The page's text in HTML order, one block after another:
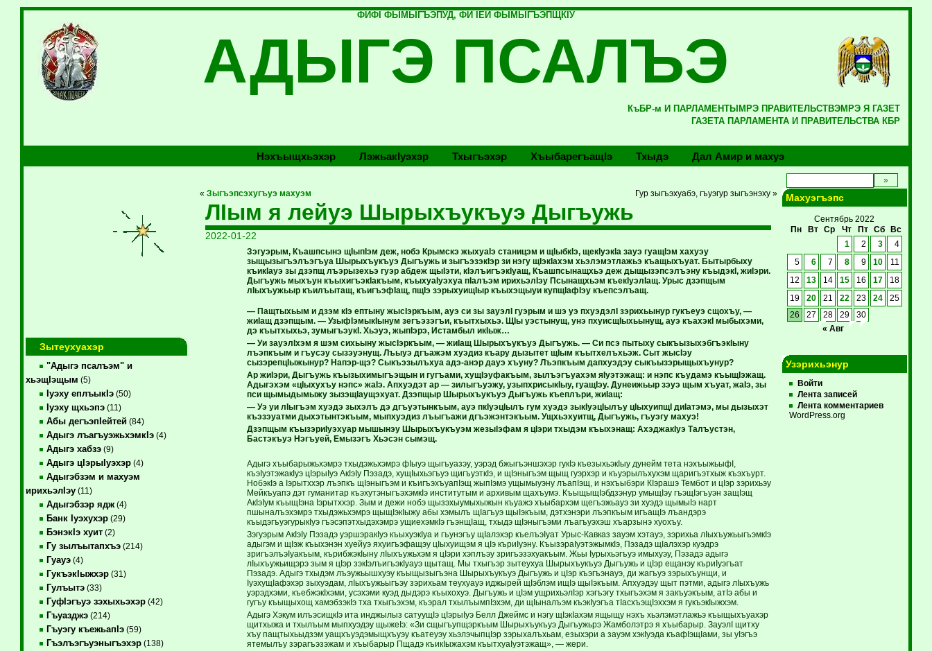
ФИФI ФЫМЫГЪЭПУД, ФИ IЕЙ ФЫМЫГЪЭПЩКIУ
АДЫГЭ ПСАЛЪЭ
КъБР-м И ПАРЛАМЕНТЫМРЭ ПРАВИТЕЛЬСТВЭМРЭ Я ГАЗЕТ
ГАЗЕТА ПАРЛАМЕНТА И ПРАВИТЕЛЬСТВА КБР
Нэхъыщхьэхэр Лэжьакlуэхэр Тхыгъэхэр Хъыбарегъащlэ Тхыдэ Дал Амир и махуэ
Зытеухуахэр
"Адыгэ псалъэм" и
хьэщIэщым (5)
Iуэху еплъыкIэ(50)
Iуэху щхьэпэ(11)
Абы дегъэпIейтей(84)
Адыгэ лъагъуэжьхэмкIэ(4)
Адыгэ хабзэ(9)
Адыгэ цIэрыIуэхэр(4)
Адыгэбзэм и махуэм
ирихьэлIэу(11)
Адыгэбзэр ядж(4)
Банк Iуэхухэр(29)
БэнэкIэ хуит(2)
Гу зылъытапхъэ(214)
Гуауэ(4)
ГукъэкIыжхэр(31)
Гулъытэ(33)
ГуфIэгъуэ зэхыхьэхэр(42)
Гъуазджэ(214)
Гъуэгу къежьапIэ(59)
Гъэлъэгъуэныгъэхэр(138)
« Зыгъэпсэхугъуэ махуэм Гур зыгъэхуабэ, гъуэгур зыгъэнэху »
ЛIым я лейуэ Шырыхъукъуэ Дыгъужь
2022-01-22
Зэгуэрым, Къашпсынэ щIыпIэм деж, нобэ Крымскэ жыхуаIэ станицэм и щIыбкIэ, щекIуэкIа зауэ гуащIэм хахуэу
зыщызыгъэлъэгъуа Шырыхъукъуэ Дыгъужь и зыгъэзэкIэр зи нэгу щIэкIахэм хьэлэмэтлажьэ къащыхъуат. Бытырбыху
къикIауэ зы дзэпщ лъэрызехьэ гуэр абдеж щыIэти, кIэлъигъэкIуащ, Къашпсынащхьэ деж дыщызэпсэлъэну къыдэкI, жиIэри.
Дыгъужь мыхъун къыхигъэкIакъым, къыхуаIуэхуа пIалъэм ирихьэлIэу Псынащхьэм къекIуэлIащ. Урыс дзэпщым
лIыхъужьыр къилъытащ, къигъэфIащ, пщIэ зэрыхуищIыр къыхэщыуи купщIафIэу къепсэлъащ.
— Пащтыхьым и дзэм кIэ ептыну жысIэркъым, ауэ си зы зауэлI гуэрым и шэ уэ пхуэдэлI зэрихьынур гукъеуэ сщохъу, —
жиIащ дзэпщым. — УзыфIэмыкIынум зегъэзэгъи, къытхыхьэ. ЩIы уэстынущ, унэ пхуисщIыхьынущ, ауэ къахэкI мыбыхэми,
дэ къытхыхьэ, зумыгъэукI. Хьэуэ, жыпIэрэ, Истамбыл икIыж…
— Уи зауэлIхэм я шэм сихьыну жысIэркъым, — жиIащ Шырыхъукъуэ Дыгъужь. — Си псэ пытыху сыкъызыхэбгъэкIыну
лъэпкъым и гъусэу сызэуэнущ. Лъыуэ дгъажэм хуэдиз къару дызытет щIым къытхелъхьэж. Сыт жысIэу
сызэрепцIыжынур? Напэр-щэ? Сыкъэзылъхуа адэ-анэр дауэ хъуну? Лъэпкъым дапхуэдэу сыкъызэрыщыхъунур?
Ар жиIэри, Дыгъужь къызыхимыгъэщын и гугъами, хущIэуфакъым, зылъэгъуахэм яIуэтэжащ: и нэпс къудамэ къыщIэжащ.
Адыгэхэм «цIыхухъу нэпс» жаIэ. Апхуэдэт ар — зилыгъуэжу, узыпхрисыкIыу, гуащIэу. Дунеижьыр зэуэ щым хъуат, жаIэ, зы
пси щымыдымыжу зызэщIаущэхуат. Дзэпщыр Шырыхъукъуэ Дыгъужь къеплъри, жиIащ:
— Уэ уи лIыгъэм хуэдэ зыхэлъ дэ дгъуэтынкъым, ауэ пкIуэцIылъ гум хуэдэ зыкIуэцIылъу цIыхуипщI диIатэмэ, мы дызыхэт
къэзэуатми дыхэтынтэкъым, мыпхуэдиз лъыгъажи дгъэжэнтэкъым. Ущхьэхуитщ, Дыгъужь, гъуэгу махуэ!
Дзэпщым къызэриIуэхуар мышынэу Шырыхъукъуэм жезыIэфам я цIэри тхыдэм къыхэнащ: АхэджакIуэ Талъустэн,
Бастэкъуэ Нэгъуей, Емызэгъ Хьэсэн сымэщ.
Адыгэ хъыбарыжьхэмрэ тхыдэжьхэмрэ фIыуэ щыгъуазэу, уэрэд бжыгъэншэхэр гукIэ къезыхьэкIыу дунейм тета нэхъыжьыфI,
къэIуэтэжакIуэ цIэрыIуэ АкIэIу Пэзадэ, хущIыхьэгъуэ щигъуэткIэ, и щIэныгъэм щыщ гуэрхэр и къуэрылъхухэм щаригъэтхыж къэхъурт.
НобэкIэ а Iэрытххэр лъэпкъ щIэныгъэм и къигъэхъуапIэщ жыпIэмэ ущымыуэну лъапIэщ, и нэхъыбэри КIэрашэ Тембот и цIэр зэрихьэу
Мейкъуапэ дэт гуманитар къэхутэныгъэхэмкIэ институтым и архивым щахъумэ. КъыщыщIэбдзэнур умыщIэу гъэщIэгъуэн защIэщ
АкIэIум къыщIэна Iэрытххэр. Зым и дежи нобэ щызэхыумыхыжын къуажэ хъыбархэм щегъэжьауэ зи хуэдэ щымыIэ нарт
пшыналъэхэмрэ тхыдэжьхэмрэ щыщIэкIыжу абы хэмылъ щIагъуэ щыIэкъым, дэтхэнэри лъэпкъым игъащIэ лъандэрэ
къыдэгъуэгурыкIуэ гъэсэпэтхыдэхэмрэ ущиехэмкIэ гъэнщIащ, тхыдэ щIэныгъэми лъагъуэхэш хъарзынэ хуохъу.
Зэгуэрым АкIэIу Пэзадэ уэршэракIуэ къыхуэкIуа и гъунэгъу щIалэхэр къелъэIуат Урыс-Кавказ зауэм хэтауэ, зэрихьа лIыхъужьыгъэмкIэ
адыгэм и щIэж къыхэнэн хуейуэ яхуигъэфащэу цIыхуищэм я цIэ къриIуэну. КъызэраIуэтэжымкIэ, Пэзадэ щIалэхэр куэдрэ
зригъэлъэIуакъым, кърибжэкIыну лIыхъужьхэм я цIэри хэплъэу зригъэзэхуакъым. Жьы Iурыхьэгъуэ имыхуэу, Пэзадэ адыгэ
лIыхъужьищэрэ зым я цIэр зэкIэлъигъэкIуауэ щытащ. Мы тхыгъэр зытеухуа Шырыхъукъуэ Дыгъужь и цIэр ещанэу къриIуэгъат
Пэзадэ. Адыгэ тхыдэм лъэужьышхуэу къыщызыгъэна Шырыхъукъуэ Дыгъужь и цIэр къэгъэнауэ, ди жагъуэ зэрыхъунщи, и
IуэхущIафэхэр зыхуэдам, лIыхъужьыгъэу зэрихьам теухуауэ иджырей щIэблэм ищIэ щыIэкъым. Апхуэдэу щыт пэтми, адыгэ лIыхъужь
уэрэдхэми, къебжэкIхэми, усэхэми куэд дыдэрэ къыхохуэ. Дыгъужь и цIэм ущрихьэлIэр хэгъэгу тхыгъэхэм я закъуэкъым, атIэ абы и
гугъу къыщыхощ хамэбзэкIэ тха тхыгъэхэм, къэрал тхылъымпIэхэм, ди щIыналъэм къэкIуэгъа тIасхъэщIэххэм я гукъэкIыжхэм.
Адыгэ Хэкум илъэсищкIэ ита инджылыз сатуущIэ цIэрыIуэ Белл Джеймс и нэгу щIэкIахэм ящыщу нэхъ хьэлэмэтлажьэ къыщыхъуахэр
щитхыжа и тхылъым мыпхуэдэу щыжеIэ: «Зи сщыгъупщэркъым Шырыхъукъуэ Дыгъужьрэ Жамболэтрэ я хъыбарыр. ЗауэлI щитху
хъу пащтыхьыдзэм уащхъуэдэмыщхъуэу къатеуэу хьэлэчыпцIэр зэрыхалъхьам, езыхэри а зауэм хэкIуэда къафIэщIами, зы уIэгъэ
ятемылъу зэрагъэзэжам и хъыбарыр Пщадэ къикIыжахэм къытхуаIуэтэжащ», — жери.
Махуэгъэпс
Сентябрь 2022
Пн
Вт Ср Чт Пт Сб
Вс
1
2 3 4
5 6 7 8 9 10 11
12 13 14 15 16 17 18
19 20 21 22 23 24
25
26
27 28 29
30
« Авг
Узэрихьэнур
Войти
Лента записей
Лента комментариев
WordPress.org